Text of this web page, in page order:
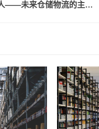
智能仓储机器人——未来仓储物流的主力军！